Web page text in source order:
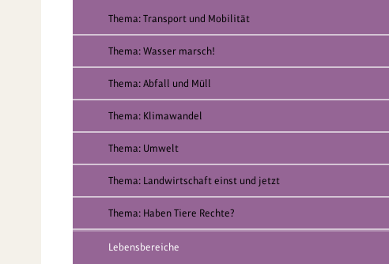
Thema: Transport und Mobilität
Thema: Wasser marsch!
Thema: Abfall und Müll
Thema: Klimawandel
Thema: Umwelt
Thema: Landwirtschaft einst und jetzt
Thema: Haben Tiere Rechte?
Lebensbereiche